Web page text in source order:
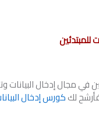
للمبتدئين
في مجال إدخال البيانات
لككورس إدخال